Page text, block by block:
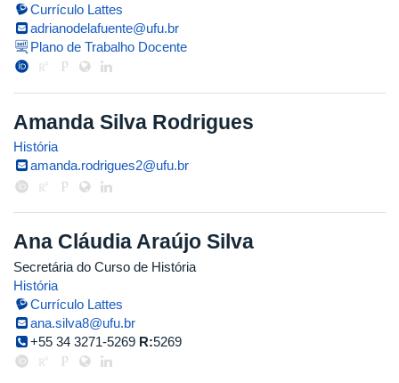
Currículo Lattes
adrianodelafuente@ufu.br
Plano de Trabalho Docente
Amanda Silva Rodrigues
História
amanda.rodrigues2@ufu.br
Ana Cláudia Araújo Silva
Secretária do Curso de História
História
Currículo Lattes
ana.silva8@ufu.br
+55 34 3271-5269 R:5269